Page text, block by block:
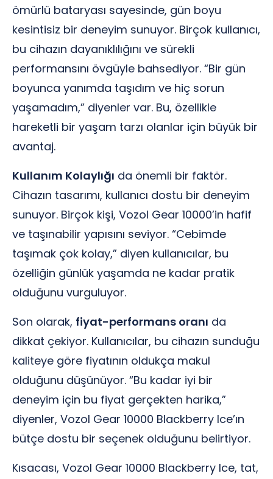
ömürlü bataryası sayesinde, gün boyu
kesintisiz bir deneyim sunuyor. Birçok kullanıcı,
bu cihazın dayanıklılığını ve sürekli
performansını övgüyle bahsediyor. “Bir gün
boyunca yanımda taşıdım ve hiç sorun
yaşamadım,” diyenler var. Bu, özellikle
hareketli bir yaşam tarzı olanlar için büyük bir
avantaj.
Kullanım Kolaylığı da önemli bir faktör.
Cihazın tasarımı, kullanıcı dostu bir deneyim
sunuyor. Birçok kişi, Vozol Gear 10000’in hafif
ve taşınabilir yapısını seviyor. “Cebimde
taşımak çok kolay,” diyen kullanıcılar, bu
özelliğin günlük yaşamda ne kadar pratik
olduğunu vurguluyor.
Son olarak, fiyat-performans oranı da
dikkat çekiyor. Kullanıcılar, bu cihazın sunduğu
kaliteye göre fiyatının oldukça makul
olduğunu düşünüyor. “Bu kadar iyi bir
deneyim için bu fiyat gerçekten harika,”
diyenler, Vozol Gear 10000 Blackberry Ice’ın
bütçe dostu bir seçenek olduğunu belirtiyor.
Kısacası, Vozol Gear 10000 Blackberry Ice, tat,